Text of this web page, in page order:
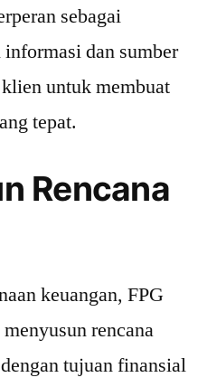
sebagai
dan sumber
untuk membuat
tepat.
Rencana
keuangan, FPG
rencana
tujuan finansial